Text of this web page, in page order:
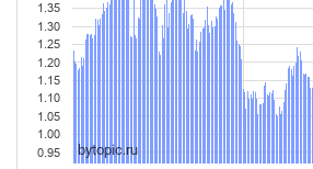
Данные добавляются ежедневно.
0.95
1.00
1.05
1.10
1.15
1.20
1.25
1.30
1.35
bytopic.ru